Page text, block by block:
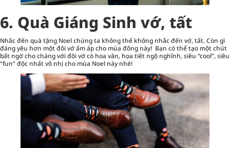
6. Quà Giáng Sinh vớ, tất
Nhắc đến quà tặng Noel chúng ta không thể không nhắc đến vớ, tất. Còn gì
đáng yêu hơn một đôi vớ ấm áp cho mùa đông này! Bạn có thể tạo một chút
bất ngờ cho chàng với đôi vớ có hoa văn, họa tiết ngộ nghĩnh, siêu “cool”, siêu
“fun” độc nhất vô nhị cho mùa Noel này nhé!